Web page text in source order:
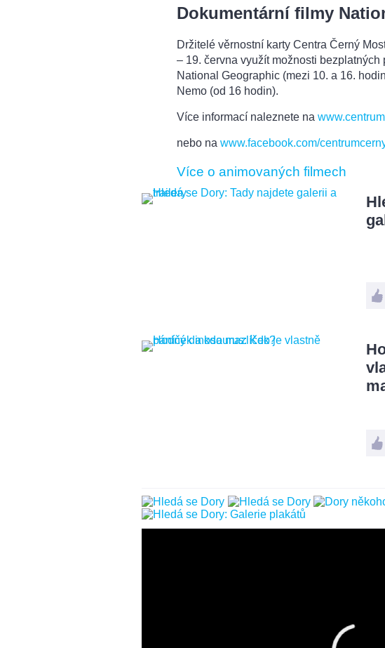
Dokumentární filmy
Držitelé věrnostní karty Centra Černý
– 19. června využít možnosti
National Geographic (mezi 10. a 16.
Nemo (od 16 hodin).
Více informací naleznete na
nebo na www.facebook.com/
Více o animovaných filmech